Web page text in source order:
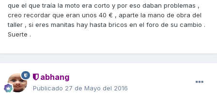
que el que traía la moto era corto y por eso daban problemas ,
creo recordar que eran unos 40 € , aparte la mano de obra del
taller , si eres manitas hay hasta bricos en el foro de su cambio .
Suerte .
abhang
Publicado 27 de Mayo del 2016